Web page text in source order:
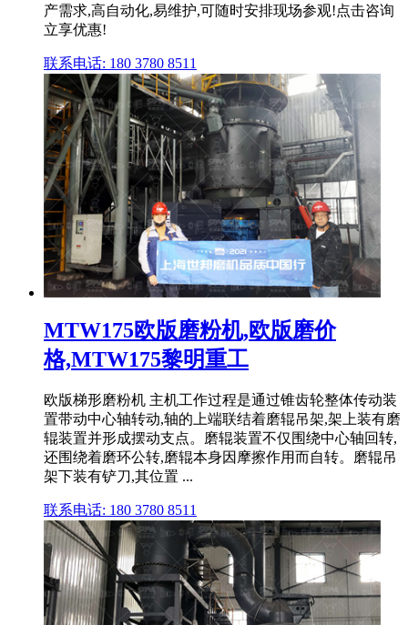
产需求,高自动化,易维护,可随时安排现场参观!点击咨询
立享优惠!
联系电话: 180 3780 8511
MTW175欧版磨粉机,欧版磨价
格,MTW175黎明重工
欧版梯形磨粉机 主机工作过程是通过锥齿轮整体传动装
置带动中心轴转动,轴的上端联结着磨辊吊架,架上装有磨
辊装置并形成摆动支点。磨辊装置不仅围绕中心轴回转,
还围绕着磨环公转,磨辊本身因摩擦作用而自转。磨辊吊
架下装有铲刀,其位置 ...
联系电话: 180 3780 8511